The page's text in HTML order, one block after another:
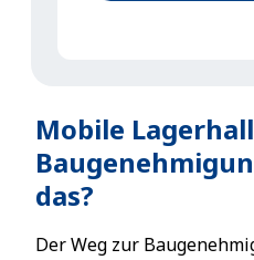
Mobile
das?
Der Weg zur